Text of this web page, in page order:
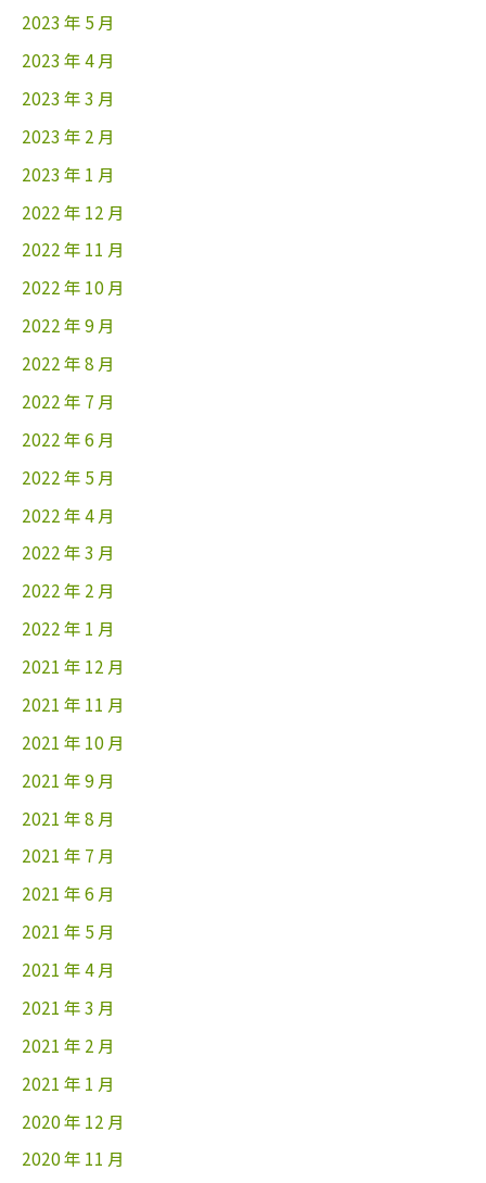
2023 年 5 月
2023 年 4 月
2023 年 3 月
2023 年 2 月
2023 年 1 月
2022 年 12 月
2022 年 11 月
2022 年 10 月
2022 年 9 月
2022 年 8 月
2022 年 7 月
2022 年 6 月
2022 年 5 月
2022 年 4 月
2022 年 3 月
2022 年 2 月
2022 年 1 月
2021 年 12 月
2021 年 11 月
2021 年 10 月
2021 年 9 月
2021 年 8 月
2021 年 7 月
2021 年 6 月
2021 年 5 月
2021 年 4 月
2021 年 3 月
2021 年 2 月
2021 年 1 月
2020 年 12 月
2020 年 11 月